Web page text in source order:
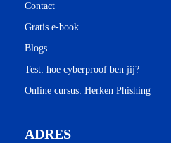
Contact
Gratis e-book
Blogs
Test: hoe cyberproof ben jij?
Online cursus: Herken Phishing
ADRES